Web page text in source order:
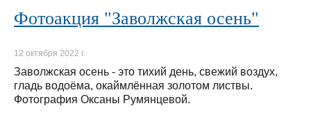
Фотоакция "Заволжская осень"
12 октября 2022 г.
Заволжская осень - это тихий день, свежий воздух,
гладь водоёма, окаймлённая золотом листвы.
Фотография Оксаны Румянцевой.